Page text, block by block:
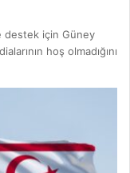
destek için Güney
hoş olmadığını